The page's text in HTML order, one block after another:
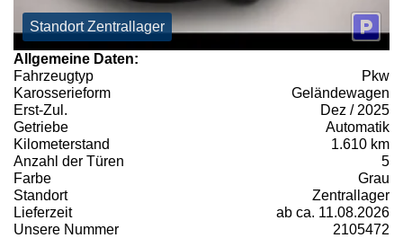
Standort Zentrallager
Allgemeine Daten:
Fahrzeugtyp
Pkw
Karosserieform
Geländewagen
Erst-Zul.
Dez / 2025
Getriebe
Automatik
Kilometerstand
1.610 km
Anzahl der Türen
5
Farbe
Grau
Standort
Zentrallager
Lieferzeit
ab ca. 11.08.2026
Unsere Nummer
2105472